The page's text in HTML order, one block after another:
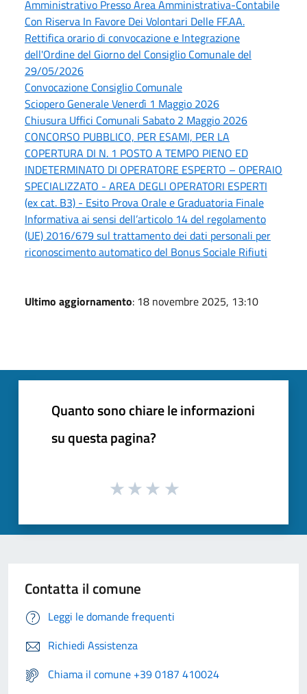
Amministrativo Presso Area Amministrativa-Contabile
Con Riserva In Favore Dei Volontari Delle FF.AA.
Rettifica orario di convocazione e Integrazione
dell'Ordine del Giorno del Consiglio Comunale del
29/05/2026
Convocazione Consiglio Comunale
Sciopero Generale Venerdì 1 Maggio 2026
Chiusura Uffici Comunali Sabato 2 Maggio 2026
CONCORSO PUBBLICO, PER ESAMI, PER LA
COPERTURA DI N. 1 POSTO A TEMPO PIENO ED
INDETERMINATO DI OPERATORE ESPERTO – OPERAIO
SPECIALIZZATO - AREA DEGLI OPERATORI ESPERTI
(ex cat. B3) - Esito Prova Orale e Graduatoria Finale
Informativa ai sensi dell’articolo 14 del regolamento
(UE) 2016/679 sul trattamento dei dati personali per
riconoscimento automatico del Bonus Sociale Rifiuti
Ultimo aggiornamento: 18 novembre 2025, 13:10
Quanto sono chiare le informazioni
su questa pagina?
Contatta il comune
Leggi le domande frequenti
Richiedi Assistenza
Chiama il comune +39 0187 410024